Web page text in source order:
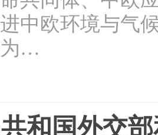
中欧环境与气
为…
和国外交